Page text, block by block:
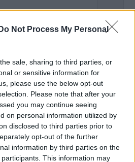
Do Not Process My Personal
sale, sharing to third parties, or
or sensitive information for
please use the below opt-out
Please note that after your
you may continue seeing
on personal information utilized by
disclosed to third parties prior to
opt-out of the further
information by third parties on the
participants. This information may
simpelt glas och består
mellanskikt, så tre
BARA har IR och
ALLA Mercans glas
tillval) har detta,
i 20 grader. Håll
och flytta den
steker på !
- Merca är